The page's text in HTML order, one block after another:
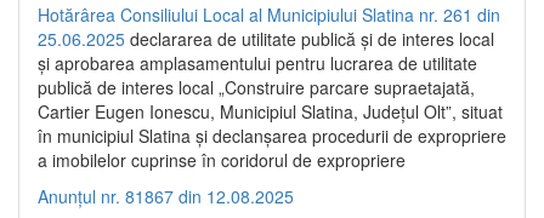
Hotărârea Consiliului Local al Municipiului Slatina nr. 261 din
25.06.2025 declararea de utilitate publică și de interes local
și aprobarea amplasamentului pentru lucrarea de utilitate
publică de interes local „Construire parcare supraetajată,
Cartier Eugen Ionescu, Municipiul Slatina, Județul Olt”, situat
în municipiul Slatina și declanșarea procedurii de expropriere
a imobilelor cuprinse în coridorul de expropriere
Anunțul nr. 81867 din 12.08.2025